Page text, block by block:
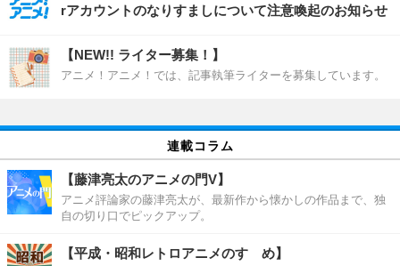
rアカウントのなりすましについて注意喚起のお知らせ
【NEW!! ライター募集！】
アニメ！アニメ！では、記事執筆ライターを募集しています。
連載コラム
【藤津亮太のアニメの門V】
アニメ評論家の藤津亮太が、最新作から懐かしの作品まで、独
自の切り口でピックアップ。
【平成・昭和レトロアニメのすゝめ】